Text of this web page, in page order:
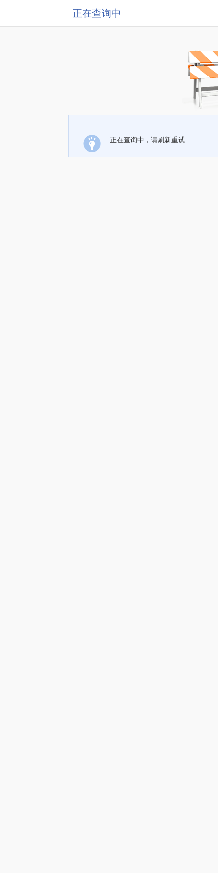
正在查询中
正在查询中，请刷新重试